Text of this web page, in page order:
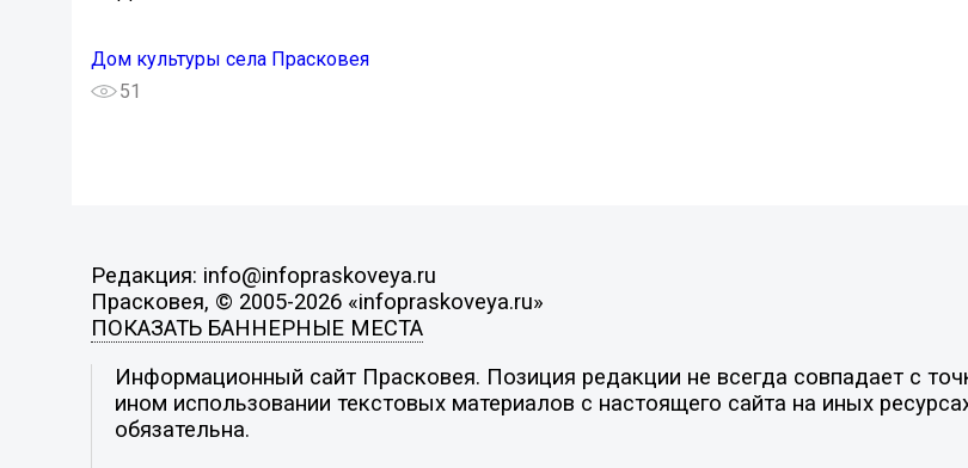
Дом культуры села Прасковея
51
Редакция: info@infopraskoveya.ru
Прасковея, © 2005-2026 «infopraskoveya.ru»
ПОКАЗАТЬ БАННЕРНЫЕ МЕСТА
Информационный сайт Прасковея. Позиция редакции не всегда совпадает с
ином использовании текстовых материалов с настоящего сайта на иных
обязательна.